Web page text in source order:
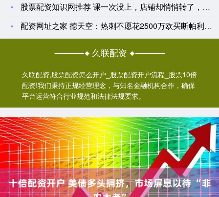
股票配资知识网推荐 课一次没上，店铺却悄悄转了，预付的钱怎么
配资网址之家 德天空：热刺不愿花2500万欧买断帕利尼亚，想
久联配资
久联配资,股票配资怎么开户_股票配资开户流程_股票10倍
配资!我们秉持正规经营理念，与知名金融机构合作，确保
平台运营符合行业规范和法律法规要求。